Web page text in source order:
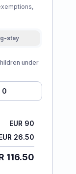
stay
under
EUR 90
26.50
116.50